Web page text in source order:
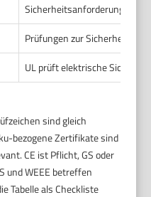
Sicherheitsanforderungen
Prüfungen zur Sicherheit
UL prüft elektrische
sind gleich
bezogene Zertifikate sind
CE ist Pflicht, GS oder
und WEEE betreffen
Tabelle als Checkliste